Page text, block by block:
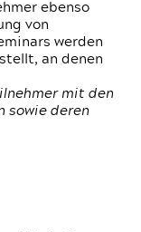
ebenso
von
werden
an denen
mit den
sowie deren